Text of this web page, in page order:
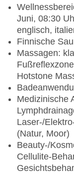
Juni, 08:30
englisch,
Finnische
Massagen:
Hotstone
Medizinische
Laser-/
(Natur, Moor)
Beauty-/
Cellulite-